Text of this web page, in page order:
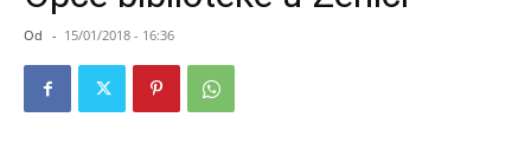
Od - 15/01/2018 - 16:36